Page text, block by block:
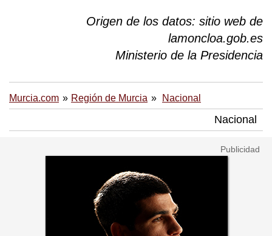
Origen de los datos: sitio web de
lamoncloa.gob.es
Ministerio de la Presidencia
Murcia.com Región de Murcia Nacional
Nacional